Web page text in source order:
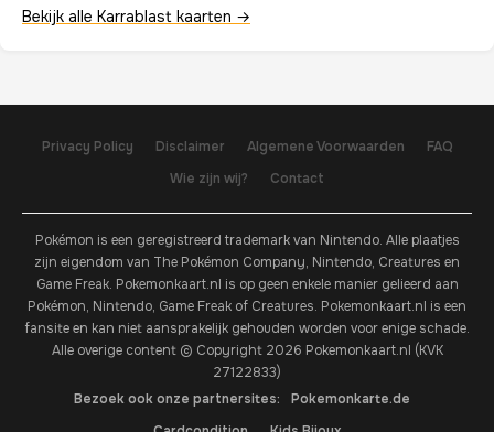
Bekijk alle Karrablast kaarten →
Privacy Policy Disclaimer Algemene Voorwaarden
FAQ
Wie zijn wij?
Contact
Pokémon is een geregistreerd trademark van Nintendo. Alle plaatjes
zijn eigendom van The Pokémon Company, Nintendo, Creatures en
Game Freak. Pokemonkaart.nl is op geen enkele manier gelieerd aan
Pokémon, Nintendo, Game Freak of Creatures. Pokemonkaart.nl is een
fansite en kan niet aansprakelijk gehouden worden voor enige schade.
Alle overige content © Copyright 2026 Pokemonkaart.nl (KVK
27122833)
Bezoek ook onze partnersites:
Pokemonkarte.de